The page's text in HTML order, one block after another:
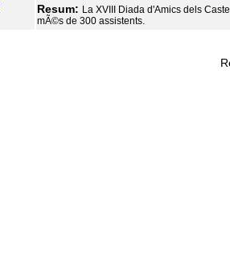
Resum: La XVIII Diada d'Amics dels
mÃ©s de 300 assistents.